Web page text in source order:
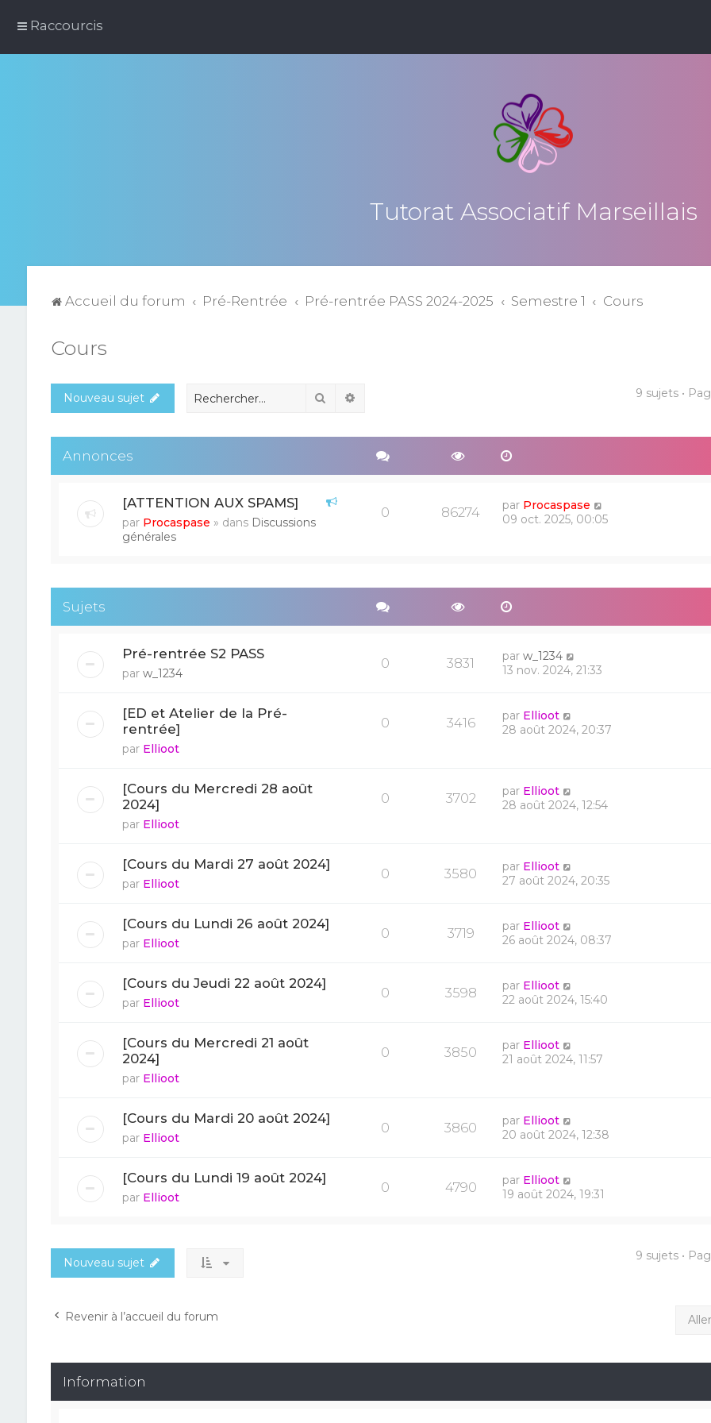
Raccourcis
Tutorat Associatif Marseillais
Accueil du forum Pré-Rentrée Pré-rentrée PASS 2024-2025 Semestre 1 Cours
Cours
Nouveau sujet Rechercher 9 sujets •
Annonces
[ATTENTION AUX SPAMS]
par Procaspase » dans Discussions
générales
0 86274 par Procaspase
09 oct. 2025, 00:05
Sujets
Pré-rentrée S2 PASS
par w_1234
0 3831 parw_1234
13 nov. 2024, 21:33
[ED et Atelier de la Pré-
rentrée]
par Ellioot
0 3416 par Ellioot
28 août 2024, 20:37
[Cours du Mercredi 28 août
2024]
par Ellioot
0 3702 par Ellioot
28 août 2024, 12:54
[Cours du Mardi 27 août 2024]
par Ellioot
0 3580 par Ellioot
27 août 2024, 20:35
[Cours du Lundi 26 août 2024]
par Ellioot
0 3719 par Ellioot
26 août 2024, 08:37
[Cours du Jeudi 22 août 2024]
par Ellioot
0 3598 par Ellioot
22 août 2024, 15:40
[Cours du Mercredi 21 août
2024]
par Ellioot
0 3850 par Ellioot
21 août 2024, 11:57
[Cours du Mardi 20 août 2024]
par Ellioot
0 3860 par Ellioot
20 août 2024, 12:38
[Cours du Lundi 19 août 2024]
par Ellioot
0 4790 par Ellioot
19 août 2024, 19:31
Nouveau sujet 9 sujets •
Revenir à l’accueil du forum Aller
Information